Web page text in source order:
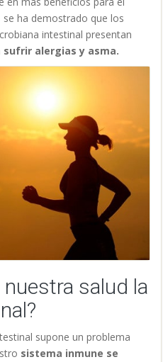
ha demostrado que los
intestinal presentan
alergias y asma.
salud la
supone un problema
sistema inmune se